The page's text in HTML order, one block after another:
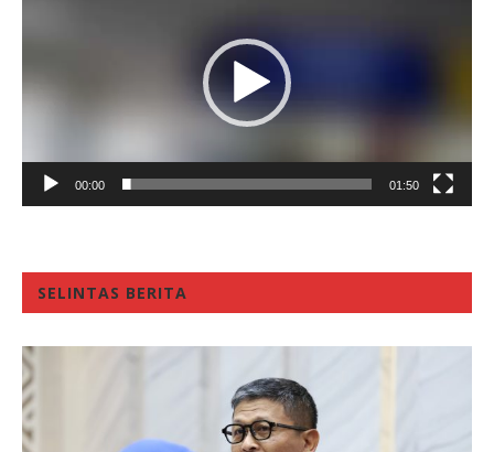
00:00 01:50
SELINTAS BERITA